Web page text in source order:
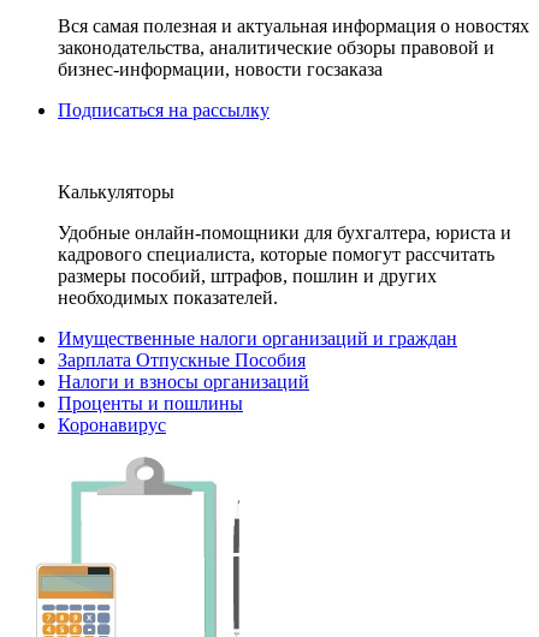
Вся самая полезная и актуальная информация о новостях
законодательства, аналитические обзоры правовой и
бизнес-информации, новости госзаказа
Подписаться на рассылку
Калькуляторы
Удобные онлайн-помощники для бухгалтера, юриста и
кадрового специалиста, которые помогут рассчитать
размеры пособий, штрафов, пошлин и других
необходимых показателей.
Имущественные налоги организаций и граждан
Зарплата Отпускные Пособия
Налоги и взносы организаций
Проценты и пошлины
Коронавирус